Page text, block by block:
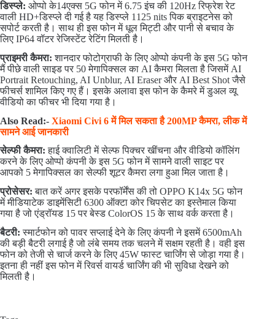
डिस्प्ले: ओप्पो के14एक्स 5G फोन में 6.75 इंच की 120Hz रिफ्रेश रेट
वाली HD+डिस्प्ले दी गई है यह डिस्प्ले 1125 nits पिक ब्राइटनेस को
सपोर्ट करती है। साथ ही इस फोन में धूल मिट्टी और पानी से बचाव के
लिए IP64 वॉटर रेजिस्टेंट रेटिंग मिलती है।
प्राइमरी कैमरा:शानदार फोटोग्राफी के लिए ओप्पो कंपनी के इस 5G फोन
मैं पीछे वाली साइड पर 50 मेगापिक्सल का AI कैमरा मिलता है जिसमें AI
Portrait Retouching, AI Unblur, AI Eraser और AI Best Shot जैसे
फीचर्स शामिल किए गए हैं। इसके अलावा इस फोन के कैमरे में डुअल व्यू
वीडियो का फीचर भी दिया गया है।
Also Read:- Xiaomi Civi 6 में मिल सकता है 200MP कैमरा, लीक में
सामने आई जानकारी
सेल्फी कैमरा:हाई क्वालिटी में सेल्फ पिक्चर खींचना और वीडियो कॉलिंग
करने के लिए ओप्पो कंपनी के इस 5G फोन में सामने वाली साइट पर
आपको 5 मेगापिक्सल का सेल्फी शूटर कैमरा लगा हुआ मिल जाता है।
प्रोसेसर: बात करें अगर इसके परफॉर्मेंस की तो OPPO K14x 5G फोन
में मीडियाटेक डाइमेंसिटी 6300 ऑक्टा कोर चिपसेट का इस्तेमाल किया
गया है जो एंड्रॉयड 15 पर बेस्ड ColorOS 15 के साथ वर्क करता है।
बैटरी:स्मार्टफोन को पावर सप्लाई देने के लिए कंपनी ने इसमें 6500mAh
की बड़ी बैटरी लगाई है जो लंबे समय तक चलने में सक्षम रहती है। वही इस
फोन को तेजी से चार्ज करने के लिए 45W फास्ट चार्जिंग से जोड़ा गया है।
इतना ही नहीं इस फोन में रिवर्स वायर्ड चार्जिंग की भी सुविधा देखने को
मिलती है।